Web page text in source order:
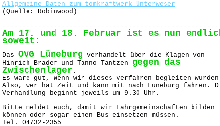
Allgemeine Daten zum tomkraftwerk Unterweser
(Quelle: Robinwood)
Am 17. und 18. Februar ist es nun
soweit:
Das OVG Lüneburg verhandelt über die Klagen von
Hinrich Brader und Tanno Tantzen gegen das
Zwischenlager .
Es wäre gut, wenn wir dieses Verfahren begleiten
Also, wer hat Zeit und kann mit nach Lüneburg fahren.
Verhandlung beginnt jeweils um 9.30 Uhr.
Bitte meldet euch, damit wir Fahrgemeinschaften bilden
können oder sogar einen Bus einsetzen müssen.
Tel. 04732-2355